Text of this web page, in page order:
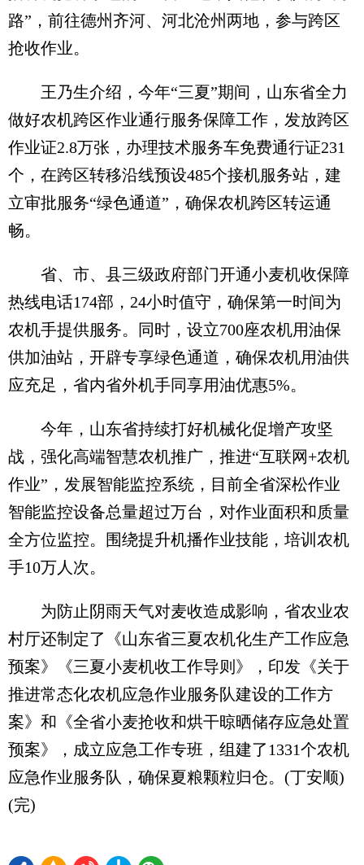
路”，前往德州齐河、河北沧州两地，参与跨区
抢收作业。
王乃生介绍，今年“三夏”期间，山东省全力
做好农机跨区作业通行服务保障工作，发放跨区
作业证2.8万张，办理技术服务车免费通行证231
个，在跨区转移沿线预设485个接机服务站，建
立审批服务“绿色通道”，确保农机跨区转运通
畅。
省、市、县三级政府部门开通小麦机收保障
热线电话174部，24小时值守，确保第一时间为
农机手提供服务。同时，设立700座农机用油保
供加油站，开辟专享绿色通道，确保农机用油供
应充足，省内省外机手同享用油优惠5%。
今年，山东省持续打好机械化促增产攻坚
战，强化高端智慧农机推广，推进“互联网+农机
作业”，发展智能监控系统，目前全省深松作业
智能监控设备总量超过万台，对作业面积和质量
全方位监控。围绕提升机播作业技能，培训农机
手10万人次。
为防止阴雨天气对麦收造成影响，省农业农
村厅还制定了《山东省三夏农机化生产工作应急
预案》《三夏小麦机收工作导则》，印发《关于
推进常态化农机应急作业服务队建设的工作方
案》和《全省小麦抢收和烘干晾晒储存应急处置
预案》，成立应急工作专班，组建了1331个农机
应急作业服务队，确保夏粮颗粒归仓。(丁安顺)
(完)